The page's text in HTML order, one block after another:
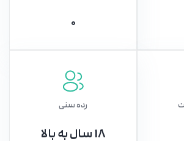
0
رده سنی
18 سال به بالا